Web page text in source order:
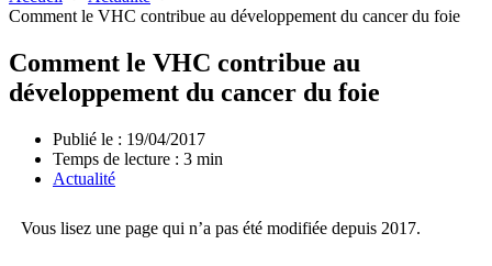
Comment le VHC contribue au développement du cancer du foie
Comment le VHC contribue au
développement du cancer du foie
Publié le : 19/04/2017
Temps de lecture : 3 min
Actualité
Vous lisez une page qui n’a pas été modifiée depuis 2017.